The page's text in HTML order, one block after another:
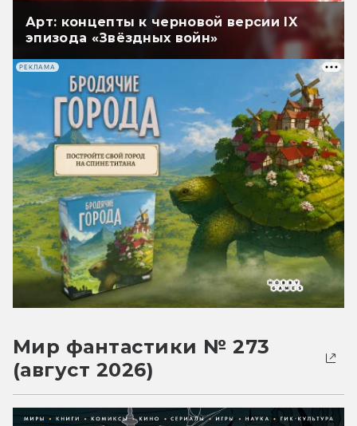
Арт: концепты к черновой версии IX
эпизода «Звёздных войн»
РЕКЛАМА
Мир фантастики № 273
(август 2026)